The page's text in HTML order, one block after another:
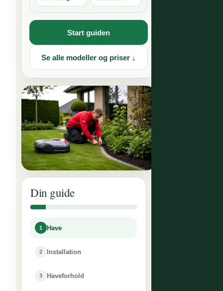
Start guiden
Se alle modeller og priser ↓
Din guide
1 Have
2 Installation
3 Haveforhold